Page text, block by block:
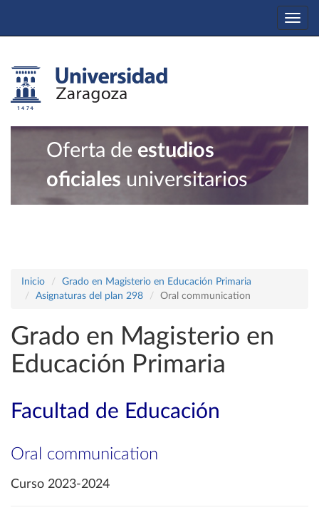
Oferta de estudios
oficiales universitarios
Inicio
Grado en Magisterio en Educación Primaria
Asignaturas del plan 298
Oral communication
Grado en Magisterio en
Educación Primaria
Facultad de Educación
Oral communication
Curso 2023-2024